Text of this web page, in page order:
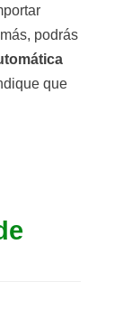
podrás
que